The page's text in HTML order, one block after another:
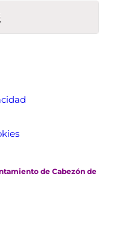
de Cabezón de